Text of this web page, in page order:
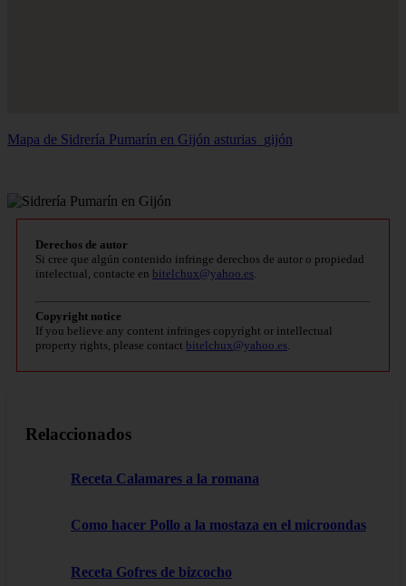
Mapa de Sidrería Pumarín en Gijón asturias_gijón
Derechos de autor
Si cree que algún contenido infringe derechos de autor o propiedad
intelectual, contacte en bitelchux@yahoo.es
Copyright notice
If you believe any content infringes copyright or intellectual
property rights, please contact bitelchux@yahoo.es
Relaccionados
Receta Calamares a la romana
Como hacer Pollo a la mostaza en el microondas
Receta Gofres de bizcocho